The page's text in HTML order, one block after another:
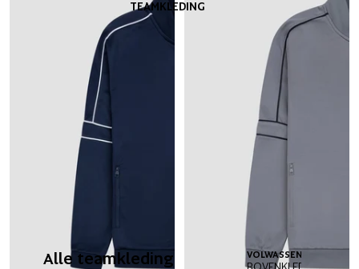
TEAMKLEDING
Alle teamkleding
VOLWASSENEN